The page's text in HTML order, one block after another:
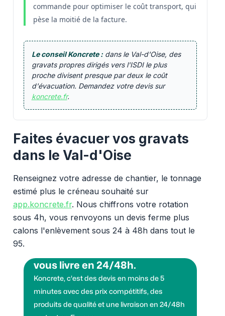
commande pour optimiser le coût transport, qui
pèse la moitié de la facture.
Le conseil Koncrete :dans le Val-d'Oise, des
gravats propres dirigés vers l'ISDI le plus
proche divisent presque par deux le coût
d'évacuation. Demandez votre devis sur
koncrete.fr.
Faites évacuer vos gravats
dans le Val-d'Oise
Renseignez votre adresse de chantier, le tonnage
estimé plus le créneau souhaité sur
app.koncrete.fr. Nous chiffrons votre rotation
sous 4h, vous renvoyons un devis ferme plus
calons l'enlèvement sous 24 à 48h dans tout le
95.
vous livre en 24/48h.
Koncrete, c'est des devis en moins de 5
minutes avec des prix compétitifs, des
produits de qualité et une livraison en 24/48h